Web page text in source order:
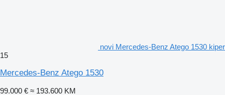
novi Mercedes-Benz Atego 1530 kiper
15
Mercedes-Benz Atego 1530
99.000 € ≈ 193.600 KM